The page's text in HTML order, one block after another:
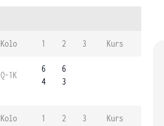
Kolo 1 2 3 Kurs
Q-1K
6
4
6
3
Kolo 1 2 3 Kurs